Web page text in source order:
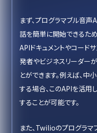
まず、プログラマブル音
話を簡単に開始できるた
APIドキュメントやコード
発者やビジネスリーダー
とができます。例えば、
する場合、このAPIを活用
することが可能です。
また、Twilioのプログラ